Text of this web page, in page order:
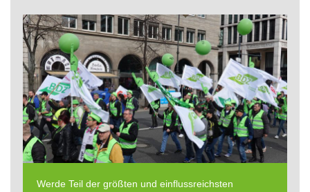
Werde Teil der größten und einflussreichsten